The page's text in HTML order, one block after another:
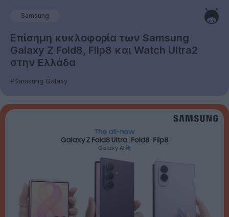
Samsung
Επίσημη κυκλοφορία των Samsung
Galaxy Z Fold8, Flip8 και Watch Ultra2
στην Ελλάδα
#Samsung Galaxy